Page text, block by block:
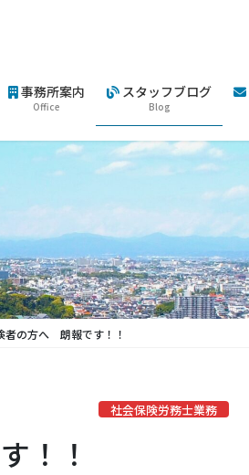
事務所案内
Office
スタッフブログ
Blog
者の方へ 朗報です！！
社会保険労務士業務
！！